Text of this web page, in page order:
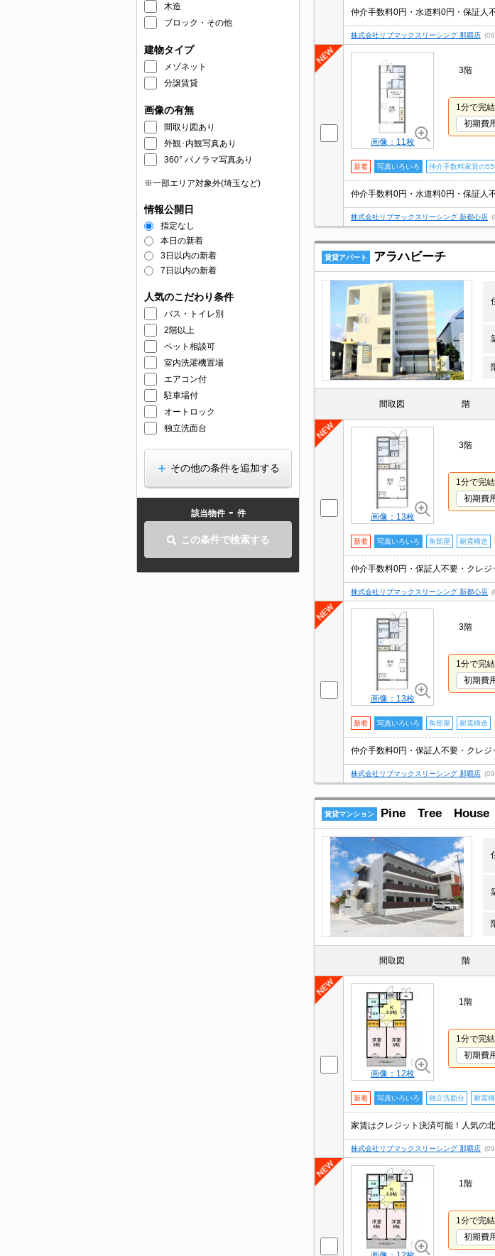
木造
ブロック・その他
建物タイプ
メゾネット
分譲賃貸
画像の有無
間取り図あり
外観･内観写真あり
360° パノラマ写真あり
※一部エリア対象外(埼玉など)
情報公開日
指定なし
本日の新着
3日以内の新着
7日以内の新着
人気のこだわり条件
バス・トイレ別
2階以上
ペット相談可
室内洗濯機置場
エアコン付
駐車場付
オートロック
独立洗面台
その他の条件を追加する
該当物件 - 件
この条件で検索する
仲介手数料0円・水道料0円・保証人
株式会社リブマックスリーシング 那覇店
画像：11枚
3階
1分で完
初期費
新着 写真いろいろ 仲介手数料家賃の
仲介手数料0円・水道料0円・保証人
株式会社リブマックスリーシング 新都心店
賃貸アパート アラハビーチ
間取図 階
画像：13枚
3階
1分で完
初期費
新着 写真いろいろ 角部屋 耐震構造
仲介手数料0円・保証人不要・クレ
株式会社リブマックスリーシング 新都心店
画像：13枚
3階
1分で完
初期費
新着 写真いろいろ 角部屋 耐震構造
仲介手数料0円・保証人不要・クレ
株式会社リブマックスリーシング 那覇店
賃貸マンション Pine Tree House
間取図 階
画像：12枚
1階
1分で完
初期費
新着 写真いろいろ 独立洗面台 耐震
家賃はクレジット決済可能！人気の
株式会社リブマックスリーシング 那覇店
1階
1分で完
初期費